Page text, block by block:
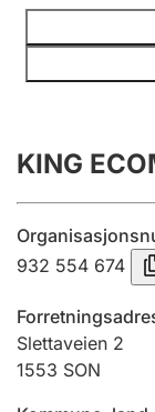
Registrere,
Årsregnskap
Innsending
Jeger
Opplysninger
KING
932 554 674
Slettaveien 2
1553 SON